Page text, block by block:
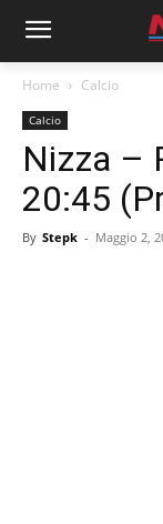
Home Calcio
Calcio
Nizza –
20:45
By Stepk - Maggio 2,